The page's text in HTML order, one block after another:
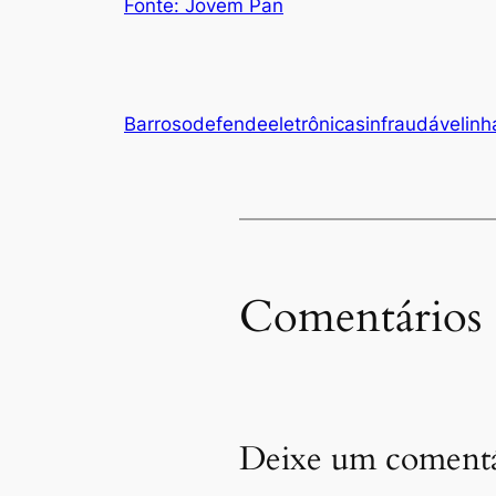
Fonte: Jovem Pan
Barrosodefendeeletrônicasinfraudável
Comentários
Deixe um